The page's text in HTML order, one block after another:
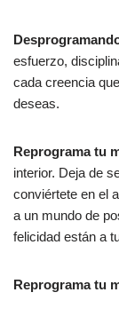
esfuerzo,
cada creencia
deseas.
Reprograma tu
interior. Deja de
conviértete en el
a un mundo de
felicidad están a
Reprograma tu